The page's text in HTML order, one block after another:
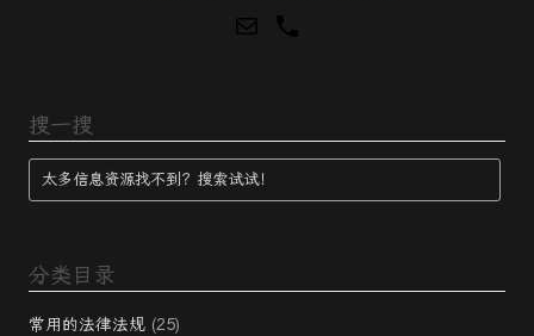
搜一搜
分类目录
常用的法律法规 (25)